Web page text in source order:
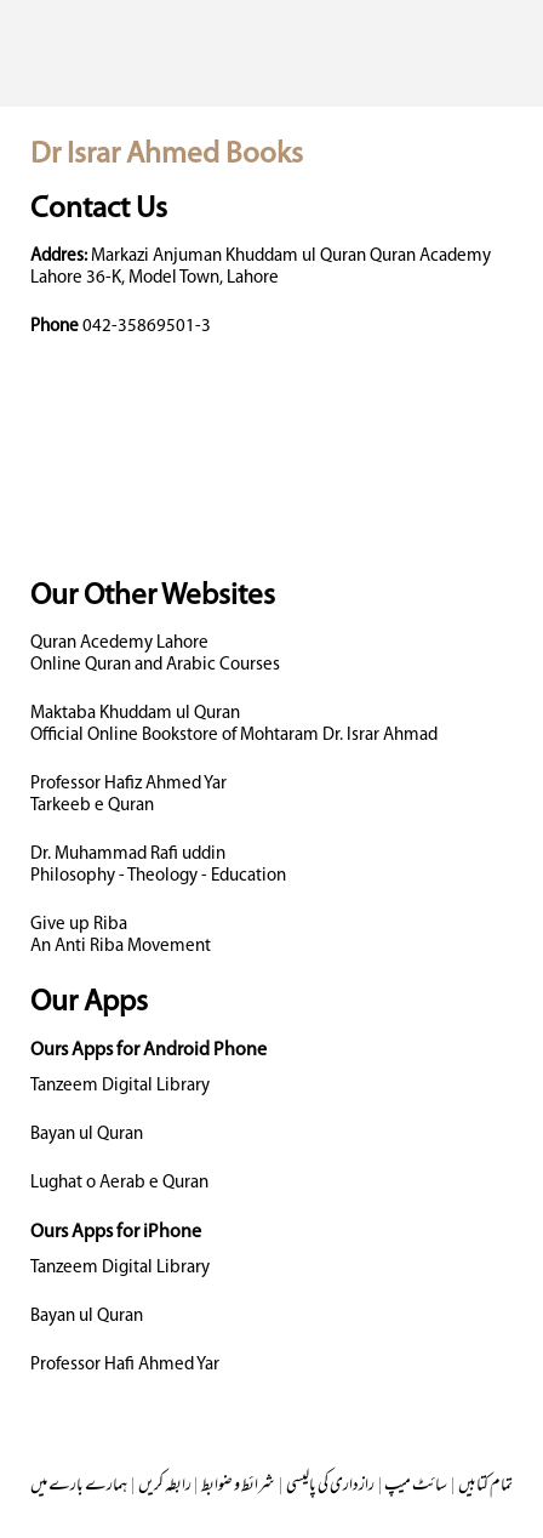
Dr Israr Ahmed Books
Contact Us
Addres: Markazi Anjuman Khuddam ul Quran Quran Academy
Lahore 36-K, Model Town, Lahore
Phone 042-35869501-3
Our Other Websites
Quran Acedemy Lahore
Online Quran and Arabic Courses
Maktaba Khuddam ul Quran
Official Online Bookstore of Mohtaram Dr. Israr Ahmad
Professor Hafiz Ahmed Yar
Tarkeeb e Quran
Dr. Muhammad Rafi uddin
Philosophy - Theology - Education
Give up Riba
An Anti Riba Movement
Our Apps
Ours Apps for Android Phone
Tanzeem Digital Library
Bayan ul Quran
Lughat o Aerab e Quran
Ours Apps for iPhone
Tanzeem Digital Library
Bayan ul Quran
Professor Hafi Ahmed Yar
ہمارے بارے میں|رابطہ کریں|شرائط و ضوابط|رازداری کی پالیسی|سائٹ میپ|تمام کتابیں